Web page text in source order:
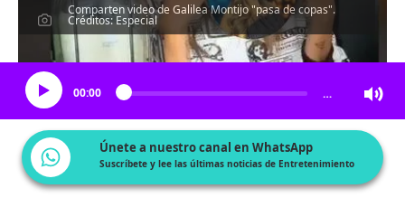
Comparten video de Galilea Montijo "pasa de copas".
Créditos: Especial
Escucha el artículo
00:00 …
Únete a nuestro canal en WhatsApp
Suscríbete y lee las últimas noticias de Entretenimiento